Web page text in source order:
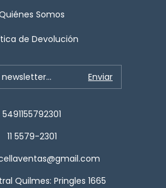
Somos
de Devolución
5491155792301
11 5579-2301
Quilmes: Pringles 1665